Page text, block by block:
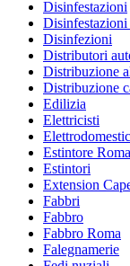
Disinfestazioni
Disinfezioni
Distributori
Distribuzione
Distribuzione
Edilizia
Elettricisti
Estintore Roma
Estintori
Extension
Fabbri
Fabbro
Fabbro Roma
Falegnamerie